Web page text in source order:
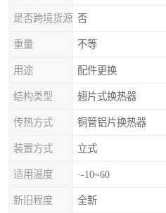
是否跨境货源 否
重量 不等
用途 配件更换
结构类型 翅片式换热器
传热方式 铜管铝片换热器
装置方式 立式
适用温度 ·-10~60
新旧程度 全新